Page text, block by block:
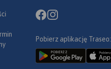
Pobierz aplikację Traseo: